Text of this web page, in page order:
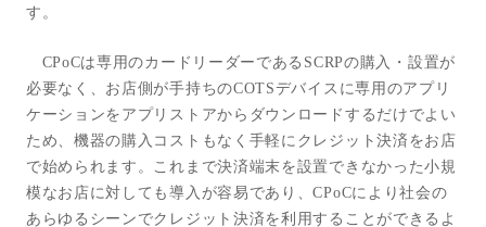
す。
CPoCは専用のカードリーダーである SCRPの購入・設置が
必要なく、お店側が手持ちのCOTSデバイスに専用のアプリ
ケーションをアプリストアからダウンロードするだけでよい
ため、機器の購入コストもなく手軽にクレジット決済をお店
で始められます。これまで決済端末を設置できなかった小規
模なお店に対しても導入が容易であり、CPoCにより社会の
あらゆるシーンでクレジット決済を利用することができるよ